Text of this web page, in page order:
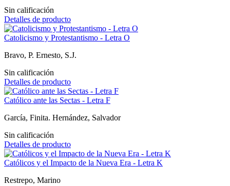
Sin calificación
Detalles de producto
Catolicismo y Protestantismo - Letra O
Bravo, P. Ernesto, S.J.
Sin calificación
Detalles de producto
Católico ante las Sectas - Letra F
García, Finita. Hernández, Salvador
Sin calificación
Detalles de producto
Católicos y el Impacto de la Nueva Era - Letra K
Restrepo, Marino